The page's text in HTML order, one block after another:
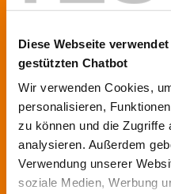
Diese Webseite
gestützten Chatbot
Wir verwenden Cookies,
personalisieren,
zu können und die Zugriffe
analysieren. Außerdem
Verwendung unserer
soziale Medien, Werbung
48163 Münster
Telefon: 0251 705-0
Telefax: 0251 705-1130
info@hbz-bildung.de
Handwerkskammer